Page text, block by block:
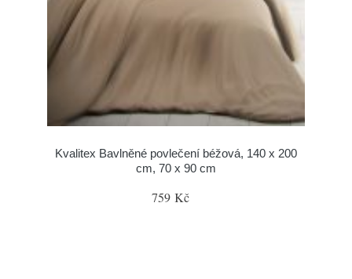
Kvalitex Bavlněné povlečení béžová, 140 x 200
cm, 70 x 90 cm
759 Kč